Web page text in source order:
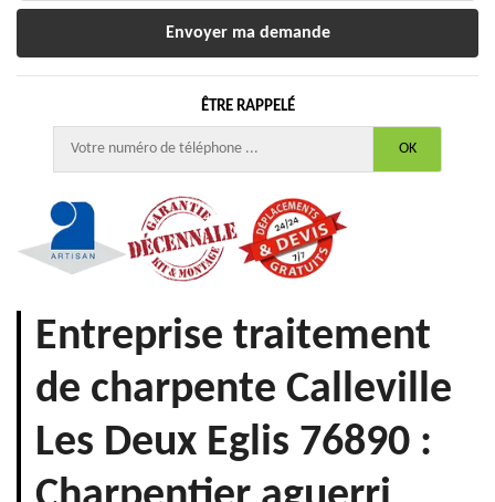
ÊTRE RAPPELÉ
Entreprise traitement
de charpente Calleville
Les Deux Eglis 76890 :